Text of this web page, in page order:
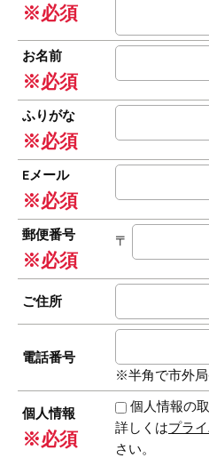
※必須
お名前
※必須
ふりがな
※必須
Eメール
※必須
郵便番号
※必須
〒
ご住所
電話番号
※半角で市外
個人情報
※必須
個人情報の
詳しくはプラ
さい。